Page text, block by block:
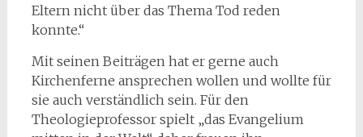
Eltern nicht über das Thema Tod reden
konnte.“
Mit seinen Beiträgen hat er gerne auch
Kirchenferne ansprechen wollen und wollte für
sie auch verständlich sein. Für den
Theologieprofessor spielt „das Evangelium